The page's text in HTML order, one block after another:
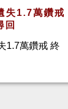
失1.7萬鑽戒
回
1.7萬鑽戒 終